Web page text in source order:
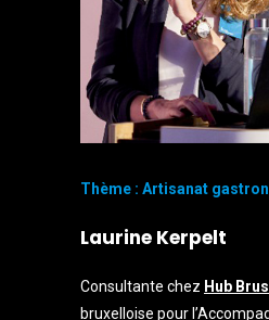
Thème : Artisanat
Laurine Kerpelt
Consultante chez Hub
bruxelloise pour